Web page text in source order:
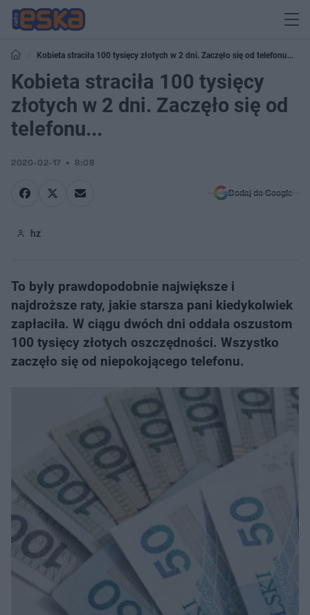
Kobieta straciła 100 tysięcy złotych w 2 dni. Zaczęło się od telefonu...
Kobieta straciła 100 tysięcy
złotych w 2 dni. Zaczęło się od
telefonu...
2020-02-17 8:08
Dodaj do Google
hz
To były prawdopodobnie największe i
najdroższe raty, jakie starsza pani kiedykolwiek
zapłaciła. W ciągu dwóch dni oddała oszustom
100 tysięcy złotych oszczędności. Wszystko
zaczęło się od niepokojącego telefonu.